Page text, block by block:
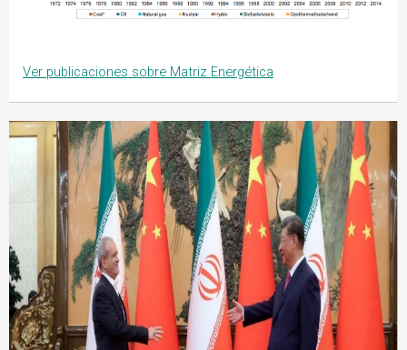
Ver publicaciones sobre Matriz Energética